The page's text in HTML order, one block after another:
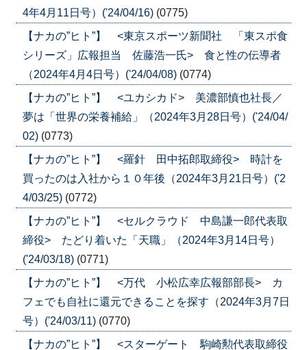
4年4月11日号）('24/04/16) (0775)
【ナカの”ヒト”】 <東京スポーツ新聞社 「東スポ食
シリーズ」広報担当 佐藤浩一氏> 食と性の伝導者
（2024年4月4日号）('24/04/08) (0774)
【ナカの”ヒト”】 <ユカシカド> 美濃部慎也社長／
夢は「世界の栄養補給」（2024年3月28日号）('24/04/
02) (0773)
【ナカの”ヒト”】 <羅針 田中拓郎取締役> 時計を
買ったのは入社から１０年後（2024年3月21日号）('2
4/03/25) (0772)
【ナカの”ヒト”】 <セルクラウド 中島謙一郎代表取
締役> たどり着いた「天職」（2024年3月14日号）
('24/03/18) (0771)
【ナカの”ヒト”】 <万代 小松広幸広報部部長> カ
フェでも自社に還元できることを探す（2024年3月7日
号）('24/03/11) (0770)
【ナカの”ヒト”】 <スターゲート 駒崎勲代表取締役